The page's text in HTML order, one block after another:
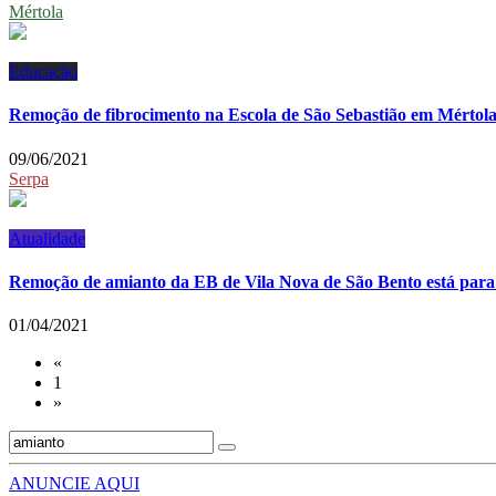
Mértola
Educação
Remoção de fibrocimento na Escola de São Sebastião em Mértola
09/06/2021
Serpa
Atualidade
Remoção de amianto da EB de Vila Nova de São Bento está
01/04/2021
«
1
»
ANUNCIE AQUI